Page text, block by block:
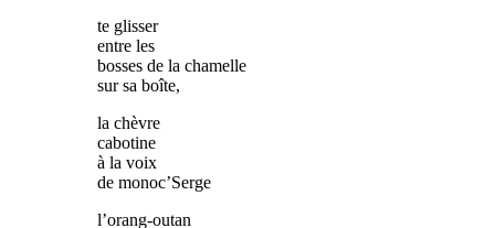
te glisser
entre les
bosses de la chamelle
sur sa boîte,
la chèvre
cabotine
à la voix
de monoc’Serge
l’orang-outan